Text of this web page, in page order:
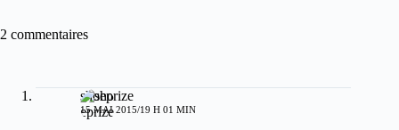
2 commentaires
shoeprize
15 MAI 2015/19 H 01 MIN